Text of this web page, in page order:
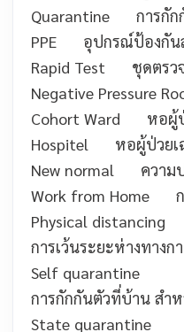
Quarantine
การกัก
PPE
อุปกรณ์ป้องกั
Rapid Test
ชุดตรว
Negative Pressure
Cohort Ward
หอผู้
Hospitel
หอผู้ป่วยเ
New normal
ความ
Work from Home
Physical distancing
การเว้นระยะห่างทางก
Self quarantine
การกักกันตัวที่บ้าน สำ
State quarantine